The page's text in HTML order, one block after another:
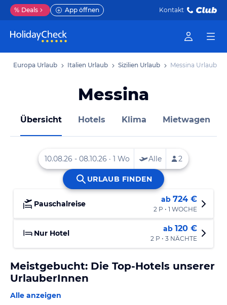
% Deals App öffnen Kontakt
Europa Urlaub Italien Urlaub Sizilien Urlaub Messina Urlaub
Messina
Übersicht Hotels Klima Mietwagen
Pauschalreise ab 724 €
2 P • 1 WOCHE
Nur Hotel ab 120 €
2 P • 3 NÄCHTE
Meistgebucht: Die Top-Hotels unserer
UrlauberInnen
Alle anzeigen